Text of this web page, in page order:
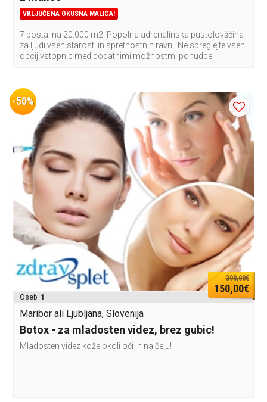
VKLJUČENA OKUSNA MALICA!
7 postaj na 20.000 m2! Popolna adrenalinska pustolovščina
za ljudi vseh starosti in spretnostnih ravni! Ne spreglejte vseh
opcij vstopnic med dodatnimi možnostmi ponudbe!
-50%
300,00€
150,00€
Oseb: 1
Maribor ali Ljubljana, Slovenija
Botox - za mladosten videz, brez gubic!
Mladosten videz kože okoli oči in na čelu!